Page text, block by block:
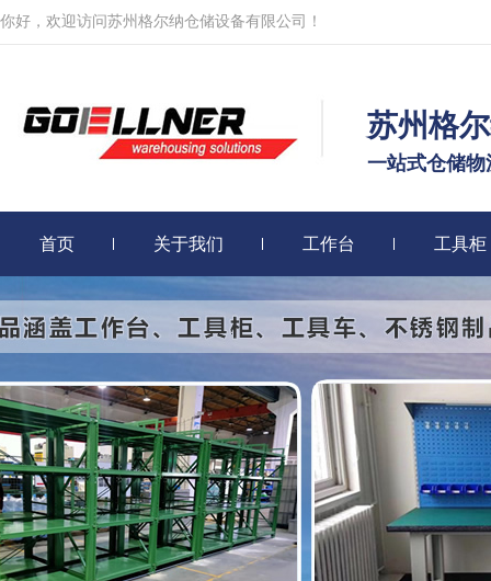
你好，欢迎访问苏州格尔纳仓储设备有限公司！
苏州格
一站式仓储
首页 关于我们 工作台 工具柜